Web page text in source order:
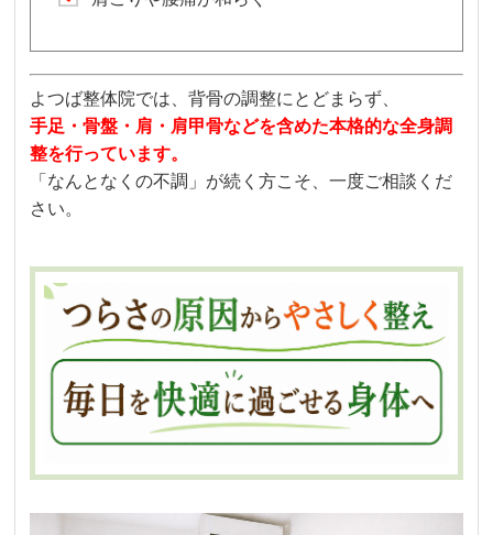
よつば整体院では、背骨の調整にとどまらず、
手足・骨盤・肩・肩甲骨などを含めた本格的な全身調
整を行っています。
「なんとなくの不調」が続く方こそ、一度ご相談くだ
さい。